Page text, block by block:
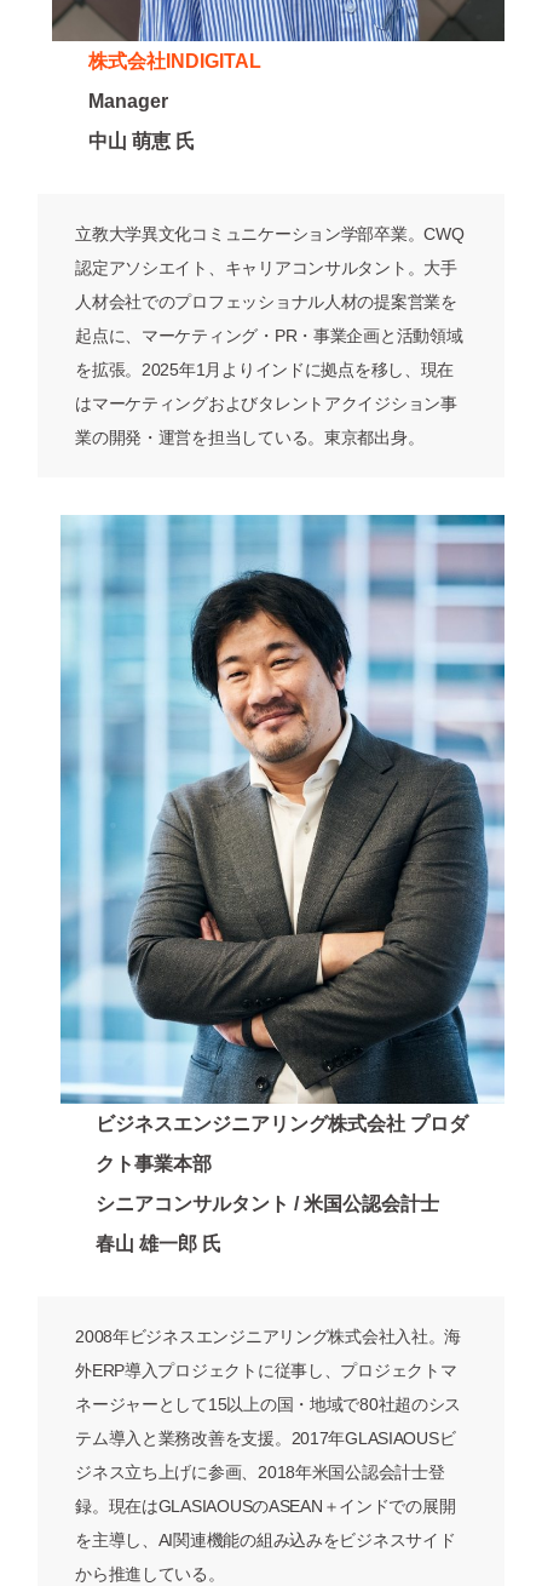
株式会社INDIGITAL
Manager
中山 萌恵 氏
立教大学異文化コミュニケーション学部卒業。CWQ
認定アソシエイト、キャリアコンサルタント。大手
人材会社でのプロフェッショナル人材の提案営業を
起点に、マーケティング・PR・事業企画と活動領域
を拡張。2025年1月よりインドに拠点を移し、現在
はマーケティングおよびタレントアクイジション事
業の開発・運営を担当している。東京都出身。
ビジネスエンジニアリング株式会社 プロダ
クト事業本部
シニアコンサルタント / 米国公認会計士
春山 雄一郎 氏
2008年ビジネスエンジニアリング株式会社入社。海
外ERP導入プロジェクトに従事し、プロジェクトマ
ネージャーとして15以上の国・地域で80社超のシス
テム導入と業務改善を支援。2017年GLASIAOUSビ
ジネス立ち上げに参画、2018年米国公認会計士登
録。現在はGLASIAOUSのASEAN＋インドでの展開
を主導し、AI関連機能の組み込みをビジネスサイド
から推進している。